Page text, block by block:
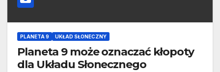
PLANETA 9 UKŁAD SŁONECZNY
Planeta 9 może oznaczać kłopoty
dla Układu Słonecznego